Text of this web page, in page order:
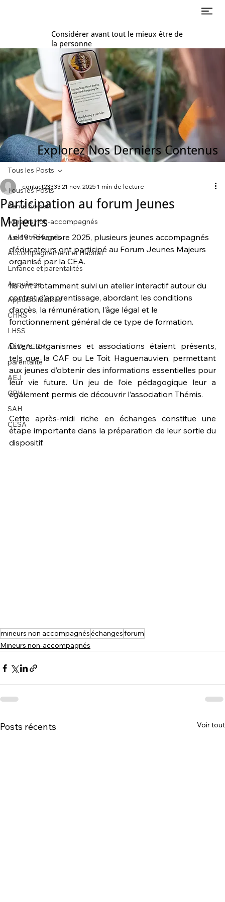
Considérer avant tout le mieux être de
la personne
Explorez Nos Derniers Contenus
Tous les Posts
Santé Social
Mineurs non-accompagnés
Asile et Réfugiés
Accompagnement et Habitat
Enfance et parentalités
Appuiloge
AppuiSolidarités
CHRS
LHSS
AED_AEDR
parentalité
AEJ
CPH
SAH
CESA
Tous les Posts
Participation au forum Jeunes
Majeurs
contact23333 21 nov. 2025 1 min de lecture
Le 19 novembre 2025, plusieurs jeunes accompagnés
d’éducateurs ont participé au Forum Jeunes Majeurs
organisé par la CEA.
Ils ont notamment suivi un atelier interactif autour du
contrat d’apprentissage, abordant les conditions
d’accès, la rémunération, l’âge légal et le
fonctionnement général de ce type de formation.
Divers organismes et associations étaient présents,
tels que la CAF ou Le Toit Haguenauvien, permettant
aux jeunes d’obtenir des informations essentielles pour
leur vie future. Un jeu de l’oie pédagogique leur a
également permis de découvrir l’association Thémis.
Cette après-midi riche en échanges constitue une
étape importante dans la préparation de leur sortie du
dispositif.
mineurs non accompagnéséchangesforum
Mineurs non-accompagnés
Posts récents Voir tout